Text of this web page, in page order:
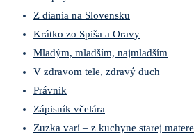
Z diania na Slovensku
Krátko zo Spiša a Oravy
Mladým, mladším, najmladším
V zdravom tele, zdravý duch
Právnik
Zápisník včelára
Zuzka varí – z kuchyne starej matere